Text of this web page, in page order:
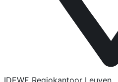
IDEWE Regiokantoor Leuven